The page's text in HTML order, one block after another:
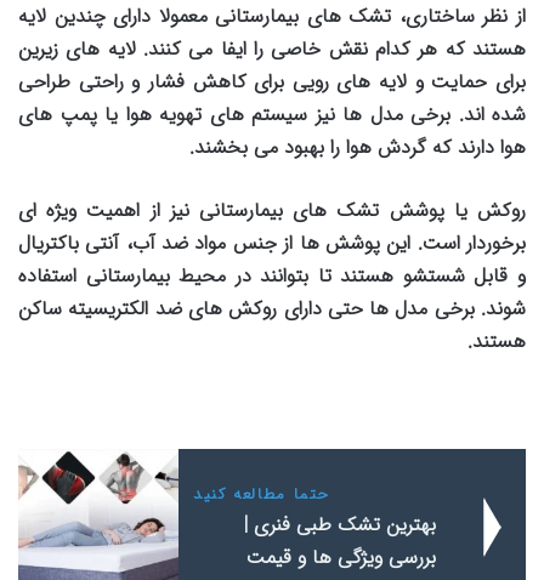
از نظر ساختاری، تشک های بیمارستانی معمولا دارای چندین لایه
هستند که هر کدام نقش خاصی را ایفا می کنند. لایه های زیرین
برای حمایت و لایه های رویی برای کاهش فشار و راحتی طراحی
شده اند. برخی مدل ها نیز سیستم های تهویه هوا یا پمپ های
هوا دارند که گردش هوا را بهبود می بخشند.
روکش یا پوشش تشک های بیمارستانی نیز از اهمیت ویژه ای
برخوردار است. این پوشش ها از جنس مواد ضد آب، آنتی باکتریال
و قابل شستشو هستند تا بتوانند در محیط بیمارستانی استفاده
شوند. برخی مدل ها حتی دارای روکش های ضد الکتریسیته ساکن
هستند.
حتما مطالعه کنید
بهترین تشک طبی فنری |
بررسی ویژگی ها و قیمت